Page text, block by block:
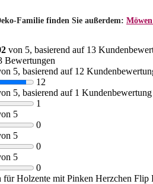
Familie finden Sie außerdem:
von 5, basierend auf 13
Bewertungen
5, basierend auf 12
12
5, basierend auf 1 Kundenbewertung
1
5
0
5
0
5
0
fürHolzente mit Pinken Herzchen Flip